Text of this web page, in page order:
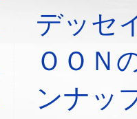
デッセ
ＯＯＮ
ンナッ